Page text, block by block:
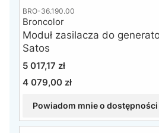
BRO-36.190.00
Moduł zasilacza do
Satos
Broncolor
Cena
5 017,17 zł
Cena
4 079,00 zł
Powiadom mnie o dostępności